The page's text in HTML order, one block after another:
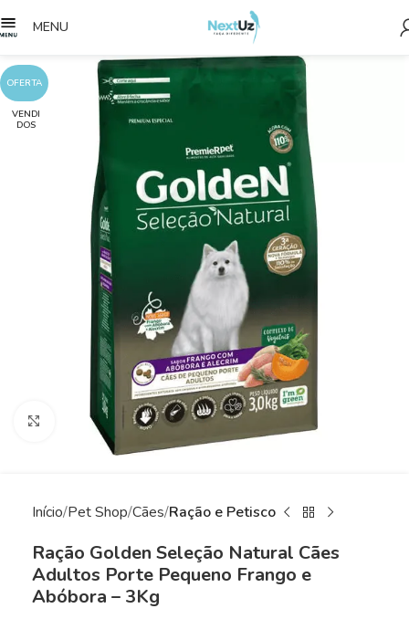
MENU
OFERTA
VENDI
DOS
Clique para ampliar
Início Pet Shop Cães Ração e Petisco
Ração Golden Seleção Natural Cães
Adultos Porte Pequeno Frango e
Abóbora – 3Kg